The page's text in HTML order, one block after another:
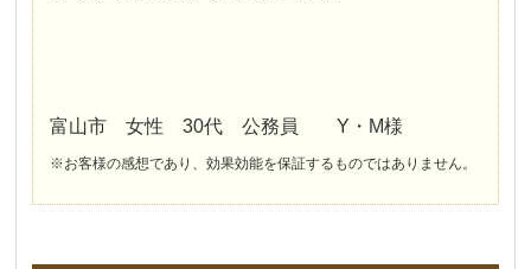
富山市 女性 30代 公務員 Y・M様
※お客様の感想であり、効果効能を保証するものではありません。